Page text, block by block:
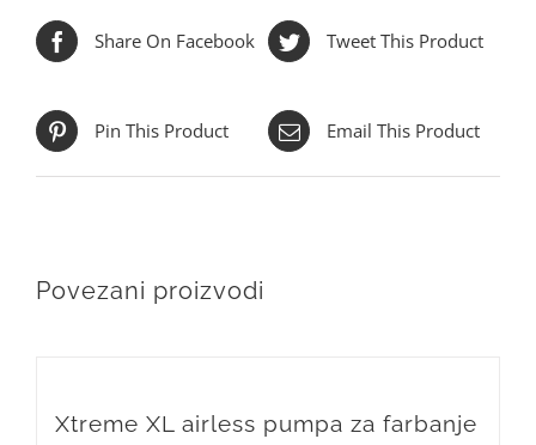
Share On Facebook Tweet This Product
Pin This Product Email This Product
Povezani proizvodi
Xtreme XL airless pumpa za farbanje